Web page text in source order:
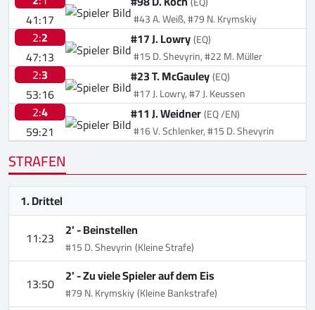
41:17
#43 A. Weiß, #79 N. Krymskiy
2:2
47:13
#17 J. Lowry(EQ)
#15 D. Shevyrin, #22 M. Müller
2:3
53:16
#23 T. McGauley(EQ)
#17 J. Lowry, #7 J. Keussen
2:4
59:21
#11 J. Weidner(EQ /EN)
#16 V. Schlenker, #15 D. Shevyrin
STRAFEN
1. Drittel
11:23 2' -Beinstellen
#15 D. Shevyrin(Kleine Strafe)
13:50 2' -Zu viele Spieler auf dem Eis
#79 N. Krymskiy(Kleine Bankstrafe)